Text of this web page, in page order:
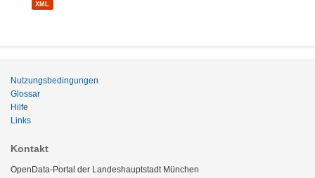
XML
Nutzungsbedingungen
Glossar
Hilfe
Links
Kontakt
OpenData-Portal der Landeshauptstadt München